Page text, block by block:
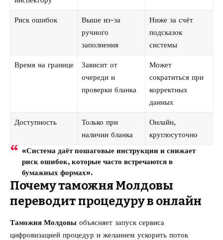
Риск ошибок
Выше из-за
ручного
заполнения
Ниже за счёт
подсказок
системы
Время на границе
Зависит от
очереди и
проверки бланка
Может
сократиться при
корректных
данных
Доступность
Только при
наличии бланка
Онлайн,
круглосуточно
«Система даёт пошаговые инструкции и снижает
риск ошибок, которые часто встречаются в
бумажных формах».
Почему таможня Молдовы
переводит процедуру в онлайн
Таможня Молдовы объясняет запуск сервиса
цифровизацией процедур и желанием ускорить поток